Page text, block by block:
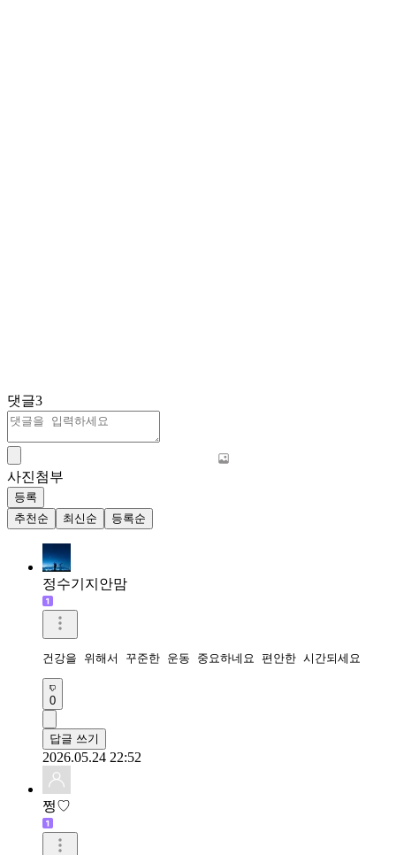
댓글3
사진첨부
등록
추천순
최신순 등록순
정수기지안맘
건강을 위해서 꾸준한 운동 중요하네요 편안한 시간되세요
0
답글 쓰기
2026.05.24 22:52
쩡♡